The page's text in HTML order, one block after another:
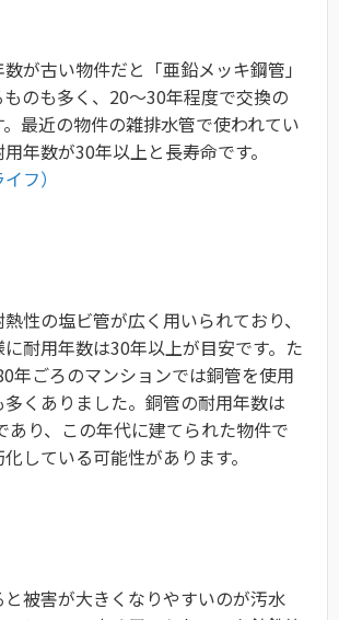
が古い物件だと「亜鉛メッキ鋼管」
のも多く、20〜30年程度で交換の
最近の物件の雑排水管で使われてい
年数が30年以上と長寿命です。
フ）
性の塩ビ管が広く用いられており、
耐用年数は30年以上が目安です。た
年ごろのマンションでは銅管を使用
多くありました。銅管の耐用年数は
あり、この年代に建てられた物件で
している可能性があります。
被害が大きくなりやすいのが汚水